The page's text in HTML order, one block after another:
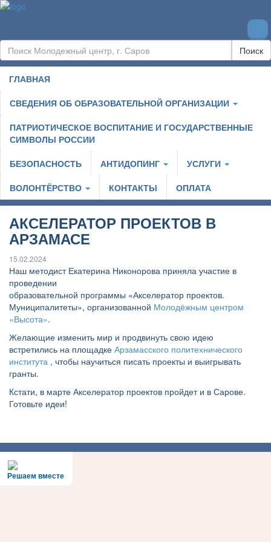
Поиск
ГЛАВНАЯ
СВЕДЕНИЯ ОБ ОБРАЗОВАТЕЛЬНОЙ ОРГАНИЗАЦИИ
ПАТРИОТИЧЕСКОЕ ВОСПИТАНИЕ И ГОСУДАРСТВЕННЫЕ
СИМВОЛЫ РОССИИ
БЕЗОПАСНОСТЬ
АНТИДОПИНГ
УСЛУГИ
ВОЛОНТЁРСТВО
КОНТАКТЫ ОПЛАТА
АКСЕЛЕРАТОР ПРОЕКТОВ В
АРЗАМАСЕ
15.02.2024
Наш методист Екатерина Никонорова приняла участие в
проведении
образовательной программы «Акселератор проектов.
Муниципалитеты», организованной Молодёжным центром
«Высота».
Желающие изменить мир и продвинуть свою идею
встретились на площадке Арзамасского политехнического
института , чтобы научиться писать проекты и выигрывать
гранты.
Кстати, в марте Акселератор проектов пройдет и в Сарове.
Готовьте идеи!
Решаем вместе